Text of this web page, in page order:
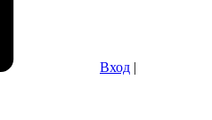
Вход |